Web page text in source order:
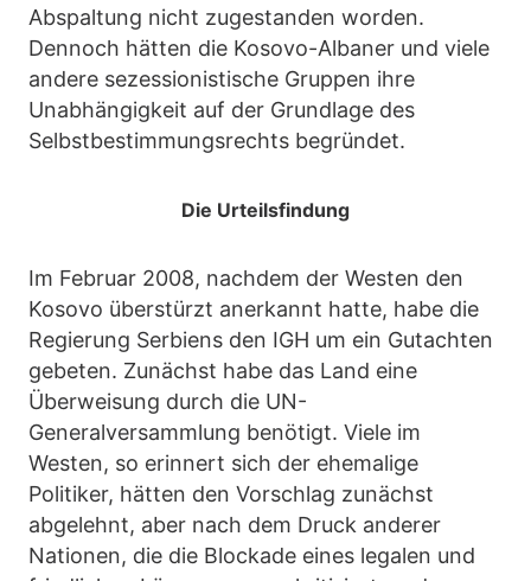
Abspaltung nicht zugestanden worden.
Dennoch hätten die Kosovo-Albaner und viele
andere sezessionistische Gruppen ihre
Unabhängigkeit auf der Grundlage des
Selbstbestimmungsrechts begründet.
Die Urteilsfindung
Im Februar 2008, nachdem der Westen den
Kosovo überstürzt anerkannt hatte, habe die
Regierung Serbiens den IGH um ein Gutachten
gebeten. Zunächst habe das Land eine
Überweisung durch die UN-
Generalversammlung benötigt. Viele im
Westen, so erinnert sich der ehemalige
Politiker, hätten den Vorschlag zunächst
abgelehnt, aber nach dem Druck anderer
Nationen, die die Blockade eines legalen und